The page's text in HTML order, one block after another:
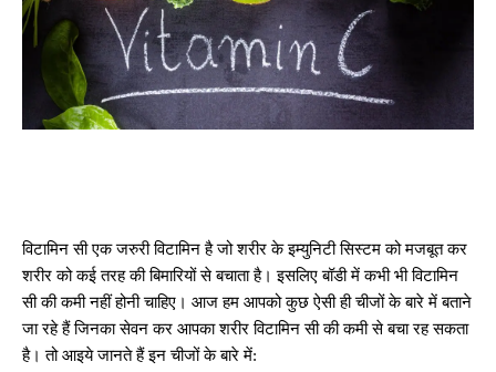
विटामिन सी एक जरुरी विटामिन है जो शरीर के इम्युनिटी सिस्टम को मजबूत कर
शरीर को कई तरह की बिमारियों से बचाता है। इसलिए बॉडी में कभी भी विटामिन
सी की कमी नहीं होनी चाहिए। आज हम आपको कुछ ऐसी ही चीजों के बारे में बताने
जा रहे हैं जिनका सेवन कर आपका शरीर विटामिन सी की कमी से बचा रह सकता
है। तो आइये जानते हैं इन चीजों के बारे में: